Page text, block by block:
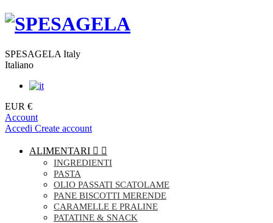
SPESAGELA Italy
Italiano
EUR €
Account
Accedi Create account
ALIMENTARI  
INGREDIENTI
PASTA
OLIO PASSATI SCATOLAME
PANE BISCOTTI MERENDE
CARAMELLE E PRALINE
PATATINE & SNACK